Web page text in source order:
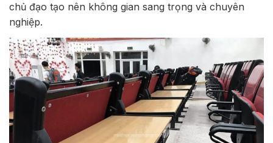
chủ đạo tạo nên không gian sang trọng và chuyên
nghiệp.